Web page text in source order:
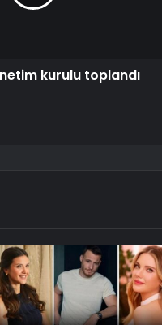
kurulu toplandı